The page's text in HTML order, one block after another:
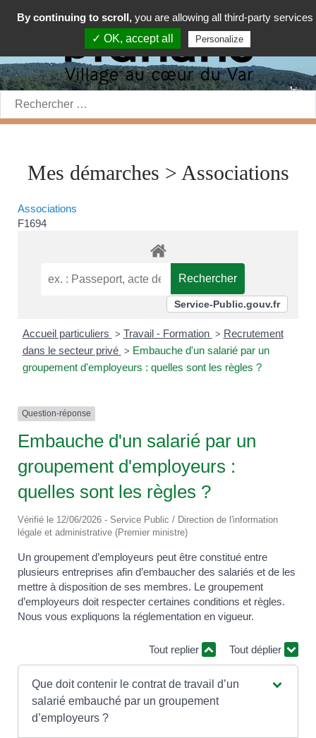
Rechercher:
Mes démarches > Associations
Associations
F1694
Service-Public.gouv.fr
Accueil particuliers > Travail - Formation > Recrutement
dans le secteur privé > Embauche d'un salarié par un
groupement d'employeurs : quelles sont les règles ?
Question-réponse
Embauche d'un salarié par un
groupement d'employeurs :
quelles sont les règles ?
Vérifié le 12/06/2026 - Service Public / Direction de l'information
légale et administrative (Premier ministre)
Un groupement d’employeurs peut être constitué entre
plusieurs entreprises afin d’embaucher des salariés et de les
mettre à disposition de ses membres. Le groupement
d’employeurs doit respecter certaines conditions et règles.
Nous vous expliquons la réglementation en vigueur.
Tout replier Tout déplier
Que doit contenir le contrat de travail d’un
salarié embauché par un groupement
d’employeurs ?
By continuing to scroll, you are allowing all third-party services
✓ OK, accept all
Personalize